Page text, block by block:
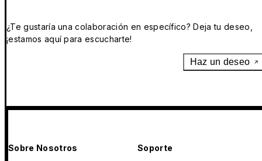
¿Te gustaría una colaboración en específico? Deja tu deseo,
¡estamos aquí para escucharte!
Haz un deseo
Sobre Nosotros Soporte